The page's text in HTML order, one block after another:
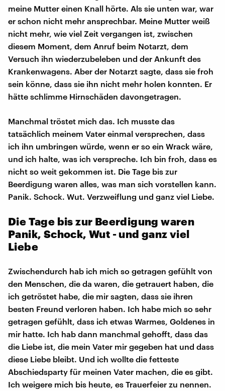
meine Mutter einen Knall hörte. Als sie unten war, war
er schon nicht mehr ansprechbar. Meine Mutter weiß
nicht mehr, wie viel Zeit vergangen ist, zwischen
diesem Moment, dem Anruf beim Notarzt, dem
Versuch ihn wiederzubeleben und der Ankunft des
Krankenwagens. Aber der Notarzt sagte, dass sie froh
sein könne, dass sie ihn nicht mehr holen konnten. Er
hätte schlimme Hirnschäden davongetragen.
Manchmal tröstet mich das. Ich musste das
tatsächlich meinem Vater einmal versprechen, dass
ich ihn umbringen würde, wenn er so ein Wrack wäre,
und ich halte, was ich verspreche. Ich bin froh, dass es
nicht so weit gekommen ist. Die Tage bis zur
Beerdigung waren alles, was man sich vorstellen kann.
Panik. Schock. Wut. Verzweiflung und ganz viel Liebe.
Die Tage bis zur Beerdigung waren
Panik, Schock, Wut - und ganz viel
Liebe
Zwischendurch hab ich mich so getragen gefühlt von
den Menschen, die da waren, die getrauert haben, die
ich getröstet habe, die mir sagten, dass sie ihren
besten Freund verloren haben. Ich habe mich so sehr
getragen gefühlt, dass ich etwas Warmes, Goldenes in
mir hatte. Ich hab dann manchmal gehofft, dass das
die Liebe ist, die mein Vater mir gegeben hat und dass
diese Liebe bleibt. Und ich wollte die fetteste
Abschiedsparty für meinen Vater machen, die es gibt.
Ich weigere mich bis heute, es Trauerfeier zu nennen.